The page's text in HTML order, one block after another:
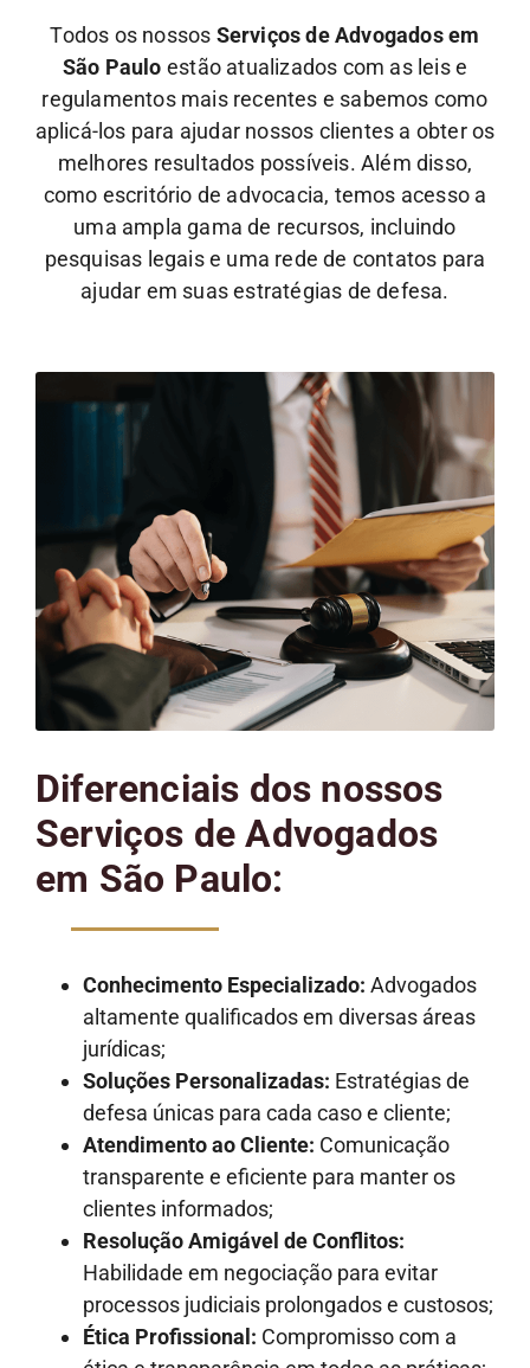
Todos os nossos Serviços de Advogados em
São Paulo estão atualizados com as leis e
regulamentos mais recentes e sabemos como
aplicá-los para ajudar nossos clientes a obter os
melhores resultados possíveis. Além disso,
como escritório de advocacia, temos acesso a
uma ampla gama de recursos, incluindo
pesquisas legais e uma rede de contatos para
ajudar em suas estratégias de defesa.
Diferenciais dos nossos
Serviços de Advogados
em São Paulo:
Conhecimento Especializado: Advogados
altamente qualificados em diversas áreas
jurídicas;
Soluções Personalizadas: Estratégias de
defesa únicas para cada caso e cliente;
Atendimento ao Cliente: Comunicação
transparente e eficiente para manter os
clientes informados;
Resolução Amigável de Conflitos:
Habilidade em negociação para evitar
processos judiciais prolongados e custosos;
Ética Profissional: Compromisso com a